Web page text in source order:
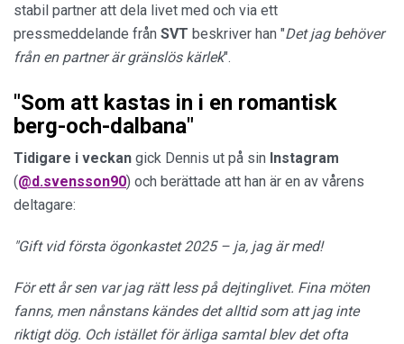
stabil partner att dela livet med och via ett
pressmeddelande från SVT beskriver han "Det jag behöver
från en partner är gränslös kärlek".
"Som att kastas in i en romantisk
berg-och-dalbana"
Tidigare i veckan gick Dennis ut på sin Instagram
(@d.svensson90) och berättade att han är en av vårens
deltagare:
"Gift vid första ögonkastet 2025 – ja, jag är med!
För ett år sen var jag rätt less på dejtinglivet. Fina möten
fanns, men nånstans kändes det alltid som att jag inte
riktigt dög. Och istället för ärliga samtal blev det ofta